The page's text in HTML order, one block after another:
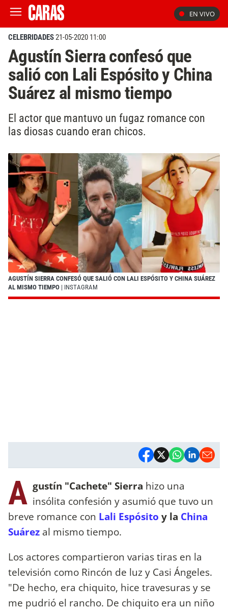
EN VIVO
CELEBRIDADES21-05-2020 11:00
Agustín Sierra confesó que
salió con Lali Espósito y China
Suárez al mismo tiempo
El actor que mantuvo un fugaz romance con
las diosas cuando eran chicos.
AGUSTÍN SIERRA CONFESÓ QUE SALIÓ CON LALI ESPÓSITO Y CHINA SUÁREZ
AL MISMO TIEMPO | INSTAGRAM
A gustín "Cachete" Sierra hizo una
insólita confesión y asumió que tuvo un
breve romance con Lali Espósito y la China
Suárez al mismo tiempo.
Los actores compartieron varias tiras en la
televisión como Rincón de luz y Casi Ángeles.
"De hecho, era chiquito, hice travesuras y se
me pudrió el rancho. De chiquito era un niño